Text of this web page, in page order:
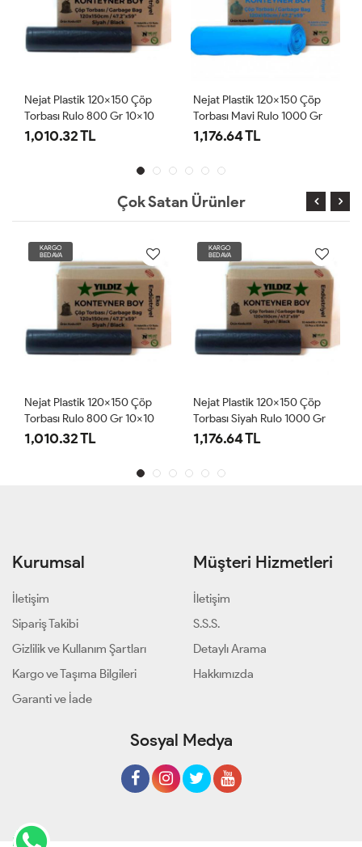
Nejat Plastik 120x150 Çöp
Torbası Mavi Rulo 1000 Gr
10x10 Adet
1,176.64 TL
Nejat Plastik 120x150 Çöp
Torbası Siyah Rulo 1000 Gr
10x10 Adet
1,176.64 TL
Çok Satan Ürünler
Nejat Plastik 120x150 Çöp
Torbası Siyah Rulo 1000 Gr
10x10 Adet
1,176.64 TL
Nejat Plastik 120x150 Çöp
Torbası Mavi Rulo 1000 Gr
10x10 Adet
1,176.64 TL
Kurumsal
İletişim
Sipariş Takibi
Gizlilik ve Kullanım Şartları
Kargo ve Taşıma Bilgileri
Garanti ve İade
Müşteri Hizmetleri
İletişim
S.S.S.
Detaylı Arama
Hakkımızda
Sosyal Medya